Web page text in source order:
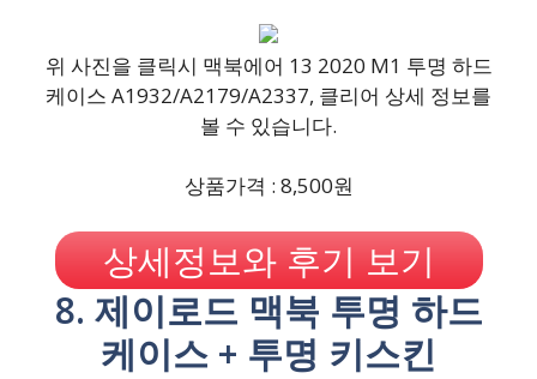
위 사진을 클릭시 맥북에어 13 2020 M1 투명 하드
케이스 A1932/A2179/A2337, 클리어 상세 정보를
볼 수 있습니다.
상품가격 : 8,500원
상세정보와 후기 보기
8. 제이로드 맥북 투명 하드
케이스 + 투명 키스킨